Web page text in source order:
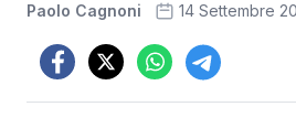
Paolo Cagnoni 14 Settembre